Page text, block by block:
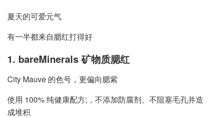
夏天的可爱元气
有一半都来自腮红打得好
1. bareMinerals 矿物质腮红
City Mauve 的色号，更偏向腮紫
使用 100% 纯健康配方;，不添加防腐剂、不阻塞毛孔并造
成堆积